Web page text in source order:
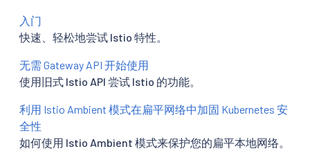
入门
快速、轻松地尝试 Istio 特性。
无需 Gateway API 开始使用
使用旧式 Istio API 尝试 Istio 的功能。
利用 Istio Ambient 模式在扁平网络中加固 Kubernetes 安
全性
如何使用 Istio Ambient 模式来保护您的扁平本地网络。